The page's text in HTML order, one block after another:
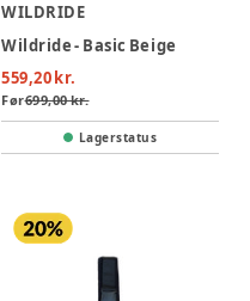
WILDRIDE
Wildride - Basic Beige
559,20 kr.
Før699,00 kr.
Lagerstatus